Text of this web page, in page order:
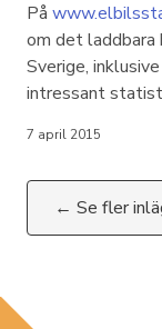
På
om det laddbara
Sverige,
intressant
7 april 2015
← Se fler